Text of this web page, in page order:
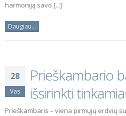
harmoniją savo [...]
Daugiau...
28
Vas
Prieškambario
išsirinkti
Prieškambaris – viena pirmųjų erdvių